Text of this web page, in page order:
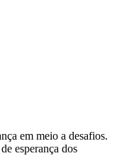
em meio a desafios.
esperança dos